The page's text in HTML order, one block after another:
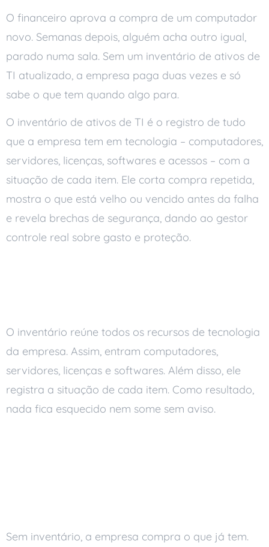
O financeiro aprova a compra de um computador
novo. Semanas depois, alguém acha outro igual,
parado numa sala. Sem um inventário de ativos de
TI atualizado, a empresa paga duas vezes e só
sabe o que tem quando algo para.
O inventário de ativos de TI é o registro de tudo
que a empresa tem em tecnologia – computadores,
servidores, licenças, softwares e acessos – com a
situação de cada item. Ele corta compra repetida,
mostra o que está velho ou vencido antes da falha
e revela brechas de segurança, dando ao gestor
controle real sobre gasto e proteção.
O inventário reúne todos os recursos de tecnologia
da empresa. Assim, entram computadores,
servidores, licenças e softwares. Além disso, ele
registra a situação de cada item. Como resultado,
nada fica esquecido nem some sem aviso.
Sem inventário, a empresa compra o que já tem.